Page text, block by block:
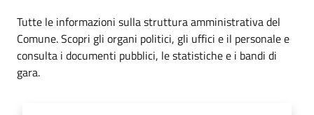
Tutte le informazioni sulla struttura amministrativa del
Comune. Scopri gli organi politici, gli uffici e il personale e
consulta i documenti pubblici, le statistiche e i bandi di
gara.